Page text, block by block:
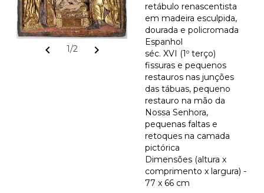
chevron_left 1/2 chevron_right
retábulo renascentista
em madeira esculpida,
dourada e policromada
Espanhol
séc. XVI (1º terço)
fissuras e pequenos
restauros nas junções
das tábuas, pequeno
restauro na mão da
Nossa Senhora,
pequenas faltas e
retoques na camada
pictórica
Dimensões (altura x
comprimento x largura) -
77 x 66 cm